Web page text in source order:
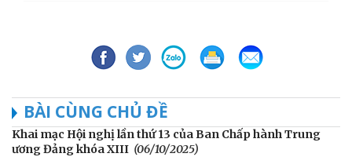
BÀI CÙNG CHỦ ĐỀ
Khai mạc Hội nghị lần thứ 13 của Ban Chấp hành Trung
ương Đảng khóa XIII (06/10/2025)